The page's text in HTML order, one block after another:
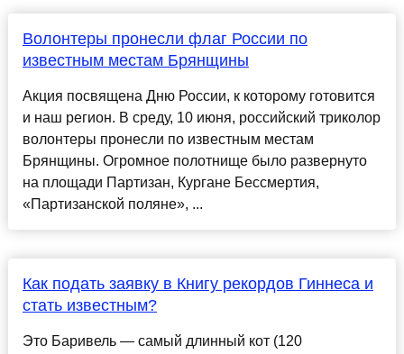
Волонтеры пронесли флаг России по
известным местам Брянщины
Акция посвящена Дню России, к которому готовится
и наш регион. В среду, 10 июня, российский триколор
волонтеры пронесли по известным местам
Брянщины. Огромное полотнище было развернуто
на площади Партизан, Кургане Бессмертия,
«Партизанской поляне», ...
Как подать заявку в Книгу рекордов Гиннеса и
стать известным?
Это Баривель — самый длинный кот (120